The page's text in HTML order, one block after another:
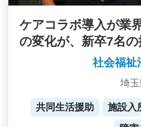
ケアコラボ導入が業
の変化が、新卒7名
社会福祉
埼
共同生活援助 施設入